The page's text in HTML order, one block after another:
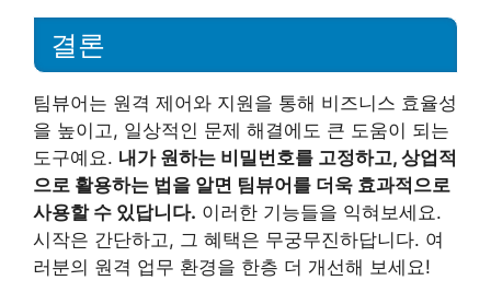
결론
팀뷰어는 원격 제어와 지원을 통해 비즈니스 효율성
을 높이고, 일상적인 문제 해결에도 큰 도움이 되는
도구예요. 내가 원하는 비밀번호를 고정하고, 상업적
으로 활용하는 법을 알면 팀뷰어를 더욱 효과적으로
사용할 수 있답니다. 이러한 기능들을 익혀보세요.
시작은 간단하고, 그 혜택은 무궁무진하답니다. 여
러분의 원격 업무 환경을 한층 더 개선해 보세요!